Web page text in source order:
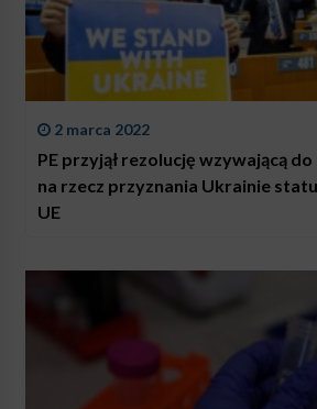
2 marca 2022
PE przyjął rezolucję wzywającą
na rzecz przyznania Ukrainie
UE